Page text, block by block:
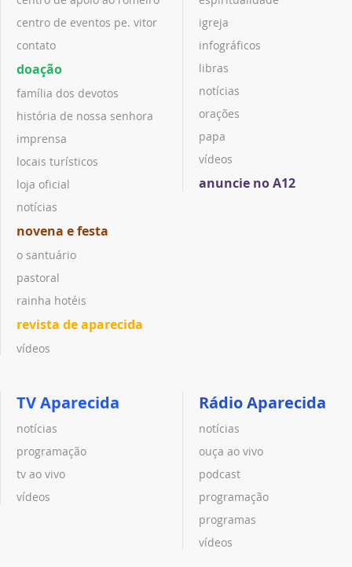
centro de eventos pe. vitor
contato
doação
família dos devotos
história de nossa senhora
imprensa
locais turísticos
loja oficial
notícias
novena e festa
o santuário
pastoral
rainha hotéis
revista de aparecida
vídeos
igreja
infográficos
libras
notícias
orações
papa
vídeos
anuncie no A12
TV Aparecida
notícias
programação
tv ao vivo
vídeos
Rádio Aparecida
notícias
ouça ao vivo
podcast
programação
programas
vídeos